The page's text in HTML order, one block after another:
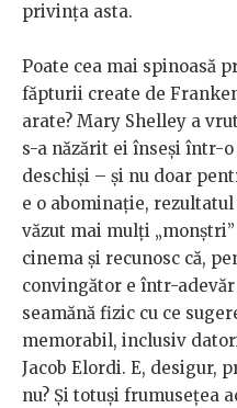
privința asta.
Poate cea mai spinoasă
făpturii create de
arate? Mary Shelley a
s-a năzărit ei înseși într-
deschiși – și nu doar
e o abominație,
văzut mai mulți
cinema și recunosc că,
convingător e într-
seamănă fizic cu ce
memorabil, inclusiv
Jacob Elordi. E, desigur,
nu? Și totuși frumusețea